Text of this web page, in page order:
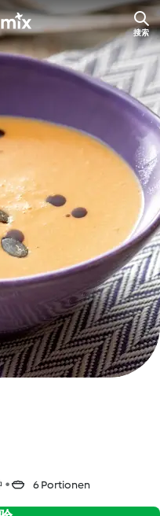
搜索
6 Portionen